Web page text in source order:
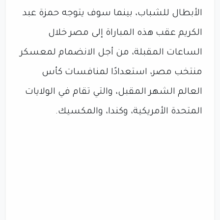
الأبطال للشباب، بينما سوف يتوجه حمزة عبد
الكريم عقب هذه المباراة إلى مصر خلال
الساعات المقبلة، من أجل الانضمام لمعسكر
منتخب مصر، استعدادًا لمنافسات كأس
العالم الشهر المقبل، والتي تقام في الولايات
المتحدة الأمريكية، وكندا، والمكسيك.